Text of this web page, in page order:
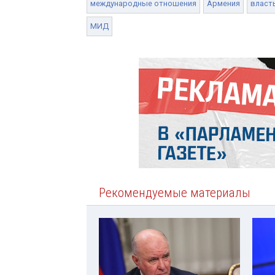
международные отношения Армения
МИД
Рекомендуемые материалы